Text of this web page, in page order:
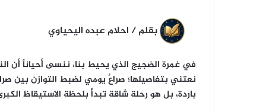
بقلم / احلام عبده اليحياوي
في غمرة الضجيج الذي يحيط بنا، ننسى أحياناً أن
نعتني بتفاصيلها؛ صراعٌ يومي لضبط التوازن بين
باردة، بل هو رحلة شاقة تبدأ بلحظة الاستيقاظ